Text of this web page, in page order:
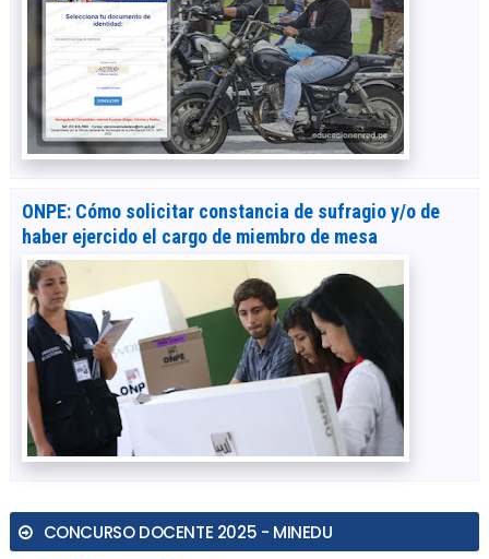
ONPE: Cómo solicitar constancia de sufragio y/o de
haber ejercido el cargo de miembro de mesa
CONCURSO DOCENTE 2025 - MINEDU